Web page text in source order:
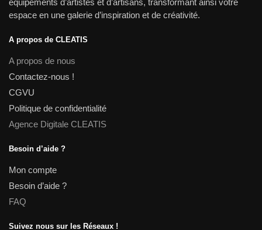
équipements d’artistes et d’artisans, transformant ainsi votre
espace en une galerie d’inspiration et de créativité.
A propos de CLEATIS
A propos de nous
Contactez-nous !
CGVU
Politique de confidentialité
Agence Digitale CLEATIS
Besoin d’aide ?
Mon compte
Besoin d’aide ?
FAQ
Suivez nous sur les Réseaux !